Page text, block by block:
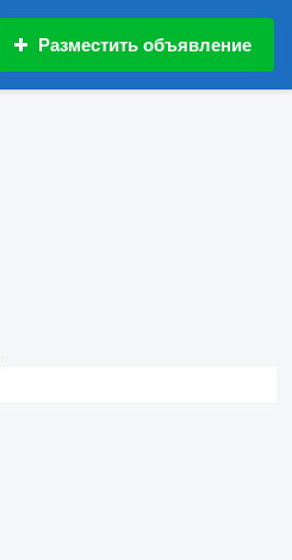
Разместить объявление